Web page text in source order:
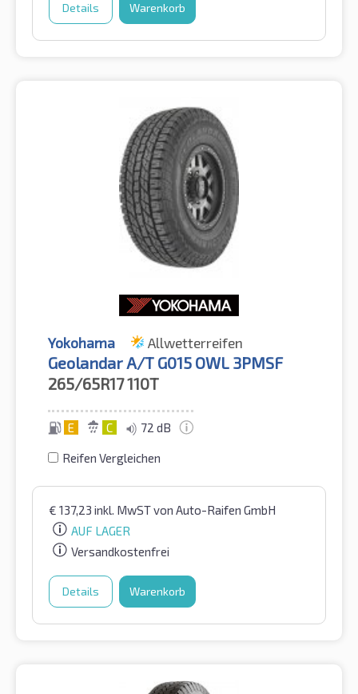
Details Warenkorb
Yokohama Allwetterreifen
Geolandar A/T G015 OWL 3PMSF
265/65R17110T
E C 72 dB
Reifen Vergleichen
€ 137,23 inkl. MwSTvon Auto-Raifen GmbH
AUF LAGER
Versandkostenfrei
Details Warenkorb